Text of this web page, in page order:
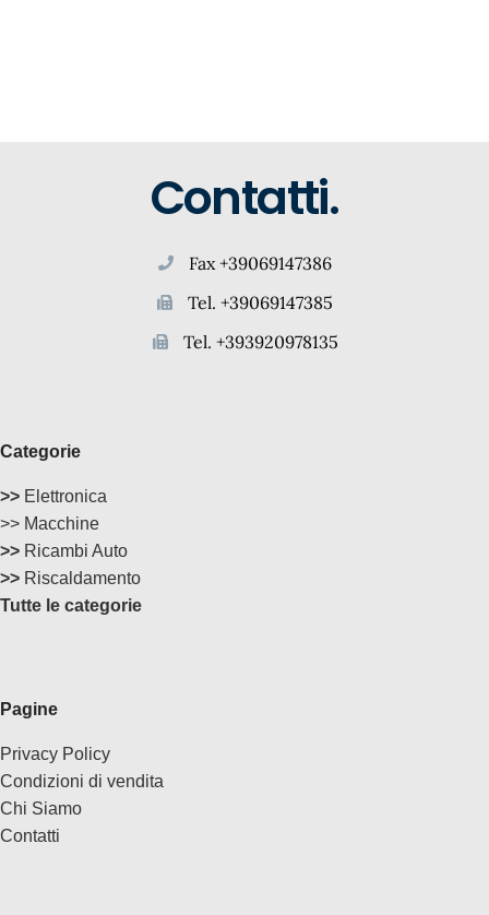
Contatti.
Fax +39069147386
Tel. +39069147385
Tel. +393920978135
Categorie
>> Elettronica
>> Macchine
>> Ricambi Auto
>> Riscaldamento
Tutte le categorie
Pagine
Privacy Policy
Condizioni di vendita
Chi Siamo
Contatti